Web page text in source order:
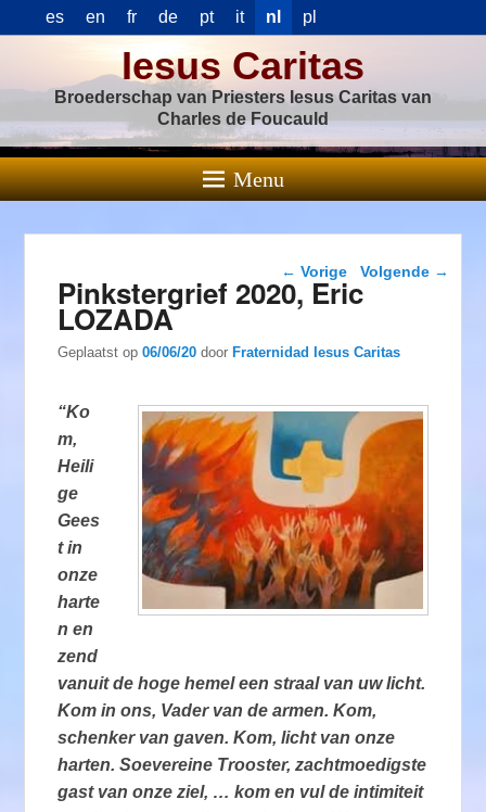
es en fr de pt it nl pl
Iesus Caritas
Broederschap van Priesters Iesus Caritas van
Charles de Foucauld
Menu
Berichtnavigatie
← Vorige Volgende →
Pinkstergrief 2020, Eric
LOZADA
Geplaatst op06/06/20 doorFraternidad Iesus Caritas
“Ko
m,
Heili
ge
Gees
t in
onze
harte
n en
zend
vanuit de hoge hemel een straal van uw licht.
Kom in ons, Vader van de armen. Kom,
schenker van gaven. Kom, licht van onze
harten. Soevereine Trooster, zachtmoedigste
gast van onze ziel, … kom en vul de intimiteit